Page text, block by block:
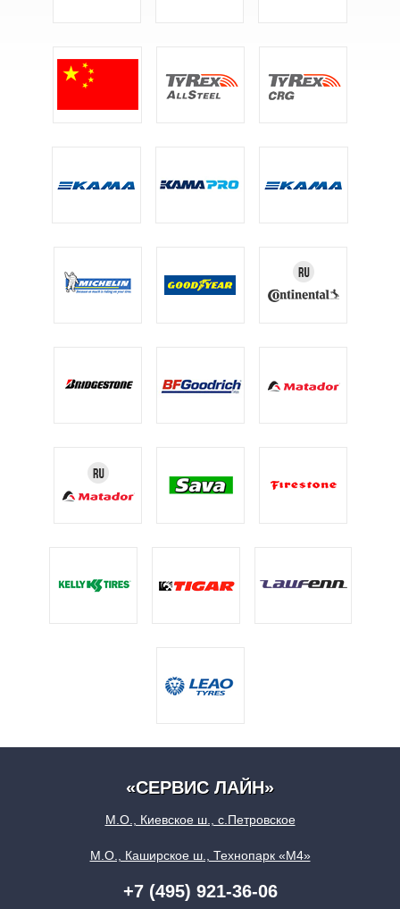
«СЕРВИС ЛАЙН»
М.О., Киевское ш., с.Петровское
М.О., Каширское ш., Технопарк «М4»
+7 (495) 921-36-06